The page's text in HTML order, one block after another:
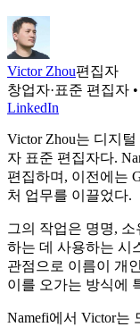
Victor Zhou편집자
창업자·표준 편집자
LinkedIn
Victor Zhou는 디지
자 표준 편집자다.
편집하며, 이전에는
처 업무를 이끌었다.
그의 작업은 명명,
하는 데 사용하는 시
관점으로 이름이 개
이를 오가는 방식에
Namefi에서 Victor는